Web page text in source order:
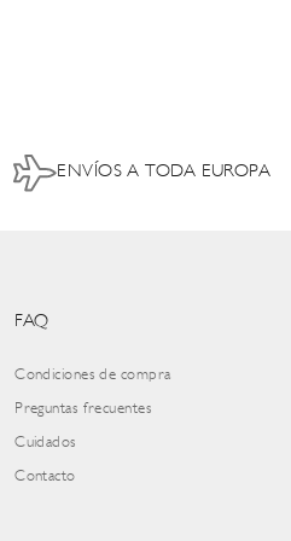
ENVÍOS A TODA EUROPA
FAQ
Condiciones de compra
Preguntas frecuentes
Cuidados
Contacto